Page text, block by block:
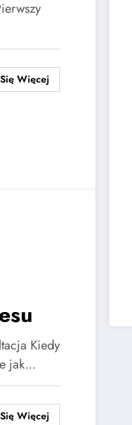
Więcej
Kiedy
jak…
Więcej